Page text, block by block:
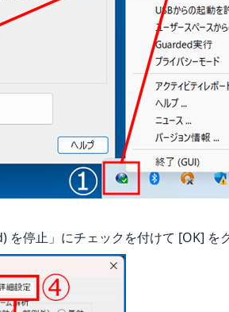
停止」にチェックを付けて [OK] を